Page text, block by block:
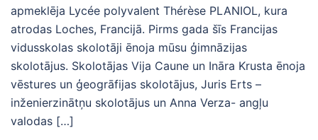
apmeklēja Lycée polyvalent Thérèse PLANIOL, kura
atrodas Loches, Francijā. Pirms gada šīs Francijas
vidusskolas skolotāji ēnoja mūsu ģimnāzijas
skolotājus. Skolotājas Vija Caune un Ināra Krusta ēnoja
vēstures un ģeogrāfijas skolotājus, Juris Erts –
inženierzinātņu skolotājus un Anna Verza- angļu
valodas […]